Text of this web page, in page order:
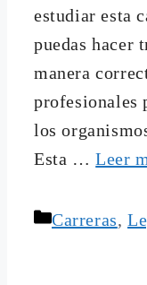
estudiar esta
puedas hacer
manera
profesionales
los
Esta …Leer
Categorías
Carreras,